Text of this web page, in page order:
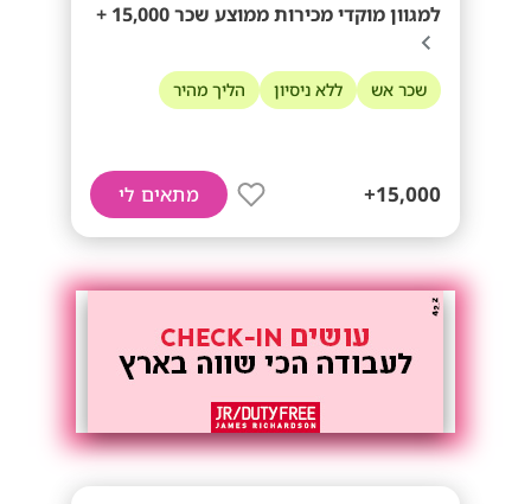
למגוון מוקדי מכירות ממוצע שכר 15,000 +
שכר אש ללא ניסיון הליך מהיר
15,000+ מתאים לי